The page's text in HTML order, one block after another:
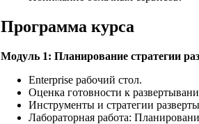
Программа курса
Модуль 1: Планирование стратегии
Enterprise рабочий стол.
Оценка готовности к
Инструменты и стратегии
Лабораторная работа: